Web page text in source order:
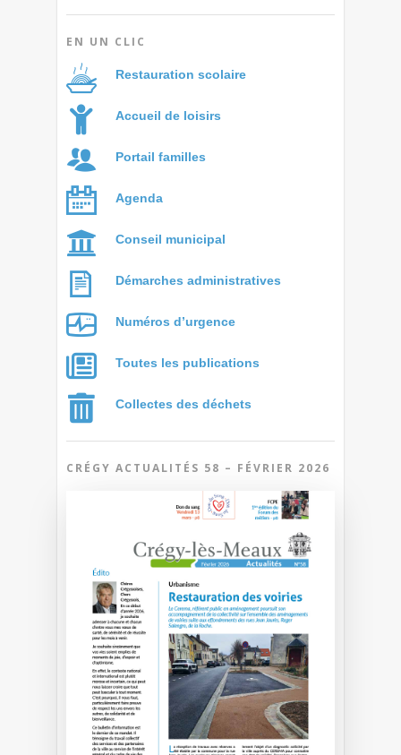
EN UN CLIC
Restauration scolaire
Accueil de loisirs
Portail familles
Agenda
Conseil municipal
Démarches administratives
Numéros d’urgence
Toutes les publications
Collectes des déchets
CRÉGY ACTUALITÉS 58 – FÉVRIER 2026